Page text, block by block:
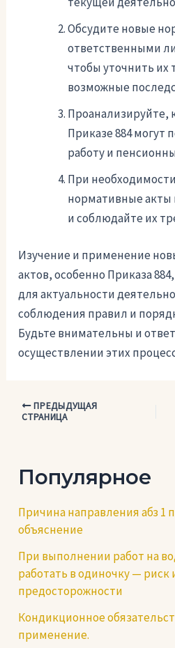
Обсудите новые
ответственными
чтобы уточнить их
возможные
Проанализируйте,
Приказе 884 могут
работу и
При
нормативные акты
и соблюдайте их
Изучение и применение
актов, особенно Приказа
для актуальности
соблюдения правил и
Будьте внимательны и
осуществлении этих
Навигация
ПРЕДЫДУЩАЯ
СТРАНИЦА
Популярное
Причина направления абз 1 п
объяснение
При выполнении работ на
работать в одиночку — риск
предосторожности
Кондикционное
применение.